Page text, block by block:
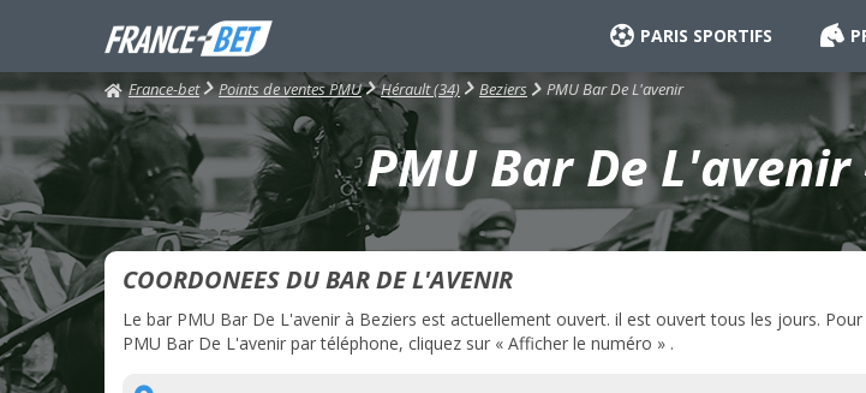
PARIS SPORTIFS
France-bet Points de ventes PMU Hérault (34) Beziers PMU Bar De L'avenir
PMU Bar De L'avenir
COORDONEES DU BAR DE L'AVENIR
Le bar PMU Bar De L'avenir à Beziers est actuellement ouvert. il est ouvert tous les jours.
PMU Bar De L'avenir par téléphone, cliquez sur « Afficher le numéro » .